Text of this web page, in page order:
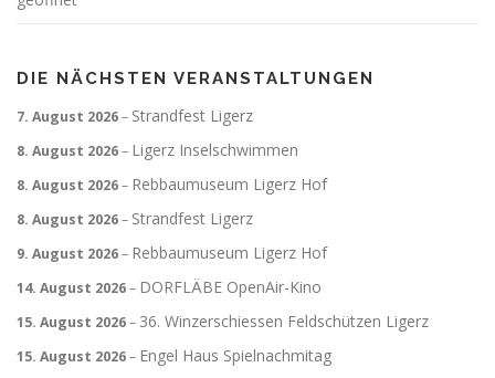
DIE NÄCHSTEN VERANSTALTUNGEN
7. August 2026– Strandfest Ligerz
8. August 2026– Ligerz Inselschwimmen
8. August 2026– Rebbaumuseum Ligerz Hof
8. August 2026– Strandfest Ligerz
9. August 2026– Rebbaumuseum Ligerz Hof
14. August 2026– DORFLÄBE OpenAir-Kino
15. August 2026– 36. Winzerschiessen Feldschützen Ligerz
15. August 2026– Engel Haus Spielnachmitag